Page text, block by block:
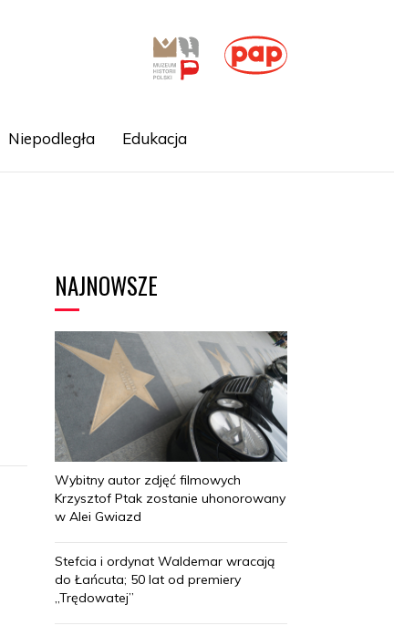
Niepodległa Edukacja
NAJNOWSZE
Wybitny autor zdjęć filmowych
Krzysztof Ptak zostanie uhonorowany
w Alei Gwiazd
Stefcia i ordynat Waldemar wracają
do Łańcuta; 50 lat od premiery
„Trędowatej”